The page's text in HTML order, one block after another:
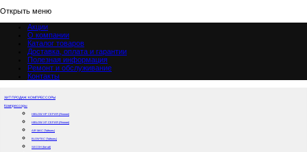
Открыть меню
Акции
О компании
Каталог товаров
Доставка, оплата и гарантии
Полезная информация
Ремонт и обслуживание
Контакты
ХИТ ПРОДАЖ: КОМПРЕССОРЫ
Компрессоры
HIBLOW HP СЕРИЯ (Япония)
HIBLOW XP СЕРИЯ (Япония)
AIR MAC (Тайвань)
BLOWTAC (Тайвань)
SECOH (Китай)